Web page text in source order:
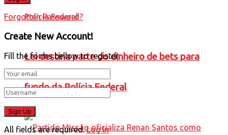
Lei destina parte do dinheiro de bets para
fundo da Polícia Federal
Forgotten Password?
Create New Account!
Fill the forms bellow to register
All fields are required. Log In